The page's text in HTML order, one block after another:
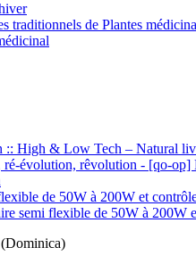
traditionnels de Plantes
:: High & Low Tech – Natural
évolution, rêvolution - [qo-op]
de 50W à 200W et
semi flexible de 50W à 200W